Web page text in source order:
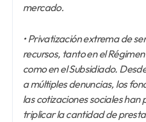
mercado.
• Privatización extrema de
recursos, tanto en el
como en el Subsidiado.
a múltiples denuncias, los
las cotizaciones sociales han
triplicar la cantidad de